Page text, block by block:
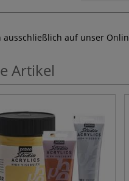
auf unser
Artikel